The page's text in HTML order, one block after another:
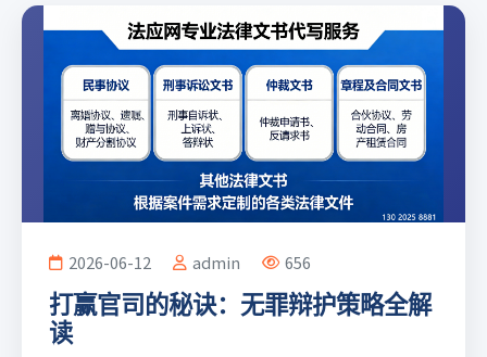
2026-06-12 admin 656
打赢官司的秘诀：无罪辩护策略全解
读